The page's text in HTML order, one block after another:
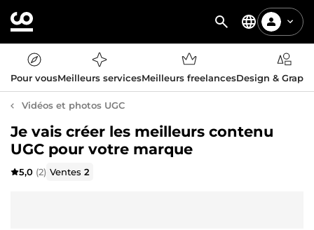
Pour vousMeilleurs servicesMeilleurs freelancesDesign &
Vidéos et photos UGC
Je vais créer les meilleurs contenu
UGC pour votre marque
5,0 (2) Ventes2